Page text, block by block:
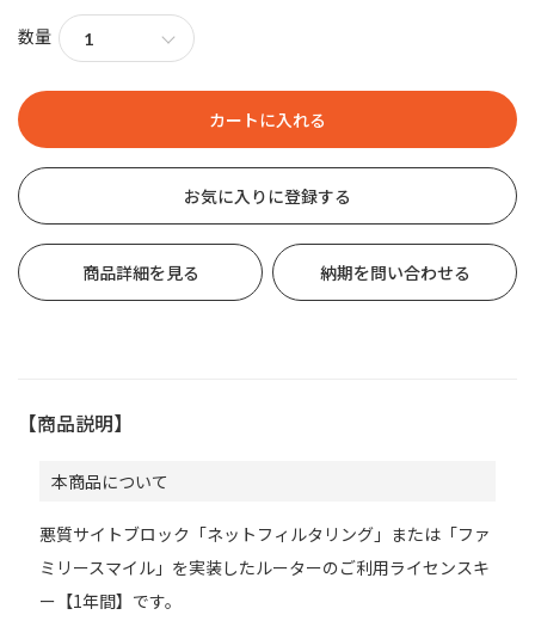
数量
お気に入りに登録する
商品詳細を見る 納期を問い合わせる
【商品説明】
本商品について
悪質サイトブロック「ネットフィルタリング」または「ファ
ミリースマイル」を実装したルーターのご利用ライセンスキ
ー【1年間】です。